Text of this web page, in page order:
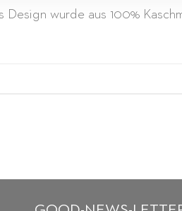
wurde aus 100%